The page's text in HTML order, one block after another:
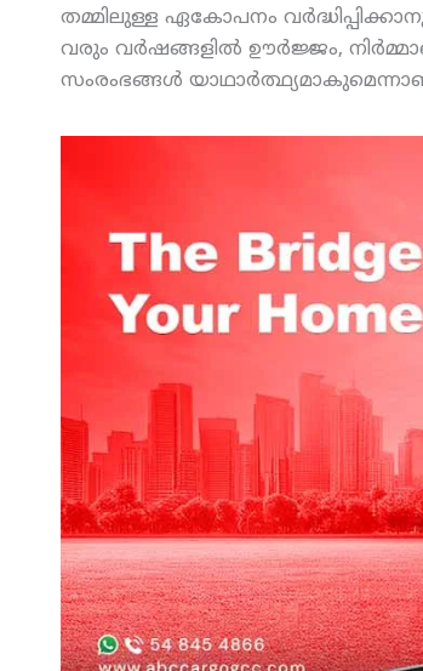
തമ്മിലുള്ള ഏകോപനം
വരും വര്‍ഷങ്ങളില്‍ ഊര്‍ജ്ജം,
സംരംഭങ്ങള്‍